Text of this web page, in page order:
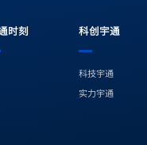
时刻 科创宇通
科技宇通
实力宇通